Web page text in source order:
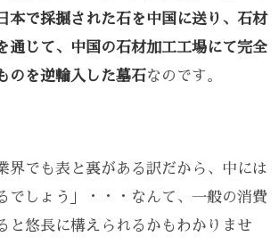
本で採掘された石を中国に送り、石材
通じて、中国の石材加工工場にて完全
のを逆輸入した墓石なのです。
界でも表と裏がある訳だから、中には
でしょう」・・・なんて、一般の消費
と悠長に構えられるかもわかりませ